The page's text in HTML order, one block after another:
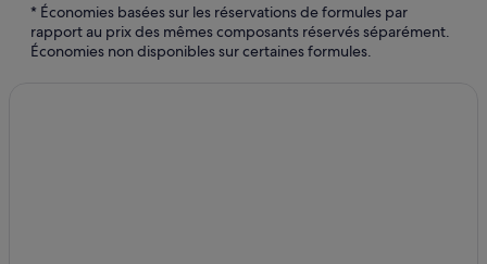
Brisbane : hôtels Four Seasons
San Francisco : hôtels Accor Hotels
* Économies basées sur les réservations de formules par
rapport au prix des mêmes composants réservés séparément.
Économies non disponibles sur certaines formules.